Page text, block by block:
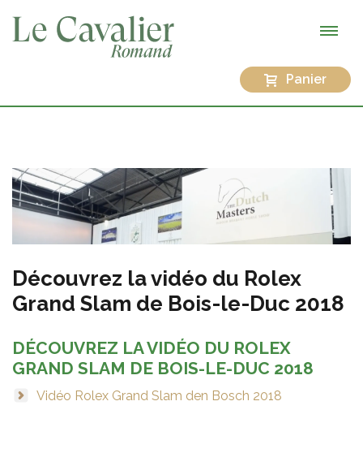
Panier
Découvrez la vidéo du Rolex
Grand Slam de Bois-le-Duc 2018
DÉCOUVREZ LA VIDÉO DU ROLEX
GRAND SLAM DE BOIS-LE-DUC 2018
Vidéo Rolex Grand Slam den Bosch 2018